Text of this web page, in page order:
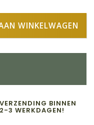
WINKELWAGEN
VERZENDING BINNEN
2-3 WERKDAGEN!